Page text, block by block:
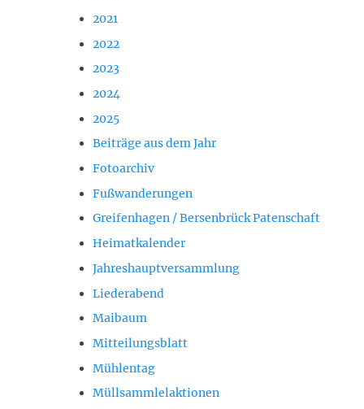
2021
2022
2023
2024
2025
Beiträge aus dem Jahr
Fotoarchiv
Fußwanderungen
Greifenhagen / Bersenbrück Patenschaft
Heimatkalender
Jahreshauptversammlung
Liederabend
Maibaum
Mitteilungsblatt
Mühlentag
Müllsammlelaktionen